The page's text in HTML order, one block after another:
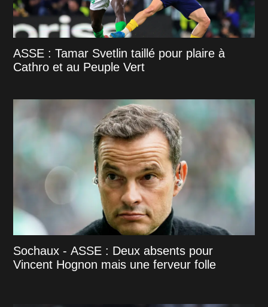
ASSE : Tamar Svetlin taillé pour plaire à
Cathro et au Peuple Vert
Sochaux - ASSE : Deux absents pour
Vincent Hognon mais une ferveur folle